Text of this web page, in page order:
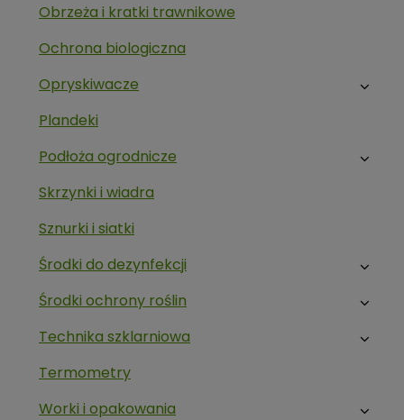
Obrzeża i kratki trawnikowe
Ochrona biologiczna
Opryskiwacze
Plandeki
Podłoża ogrodnicze
Skrzynki i wiadra
Sznurki i siatki
Środki do dezynfekcji
Środki ochrony roślin
Technika szklarniowa
Termometry
Worki i opakowania